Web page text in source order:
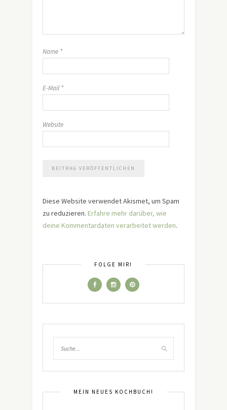
Name *
E-Mail *
Website
Diese Website verwendet Akismet, um Spam
zu reduzieren. Erfahre mehr darüber, wie
deine Kommentardaten verarbeitet werden.
FOLGE MIR!
MEIN NEUES KOCHBUCH!